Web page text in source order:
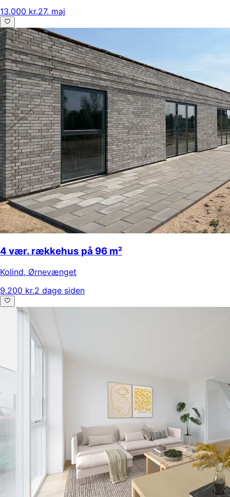
13.000 kr.27. maj
4 vær. rækkehus på 96 m²
Kolind, Ørnevænget
9.200 kr.2 dage siden